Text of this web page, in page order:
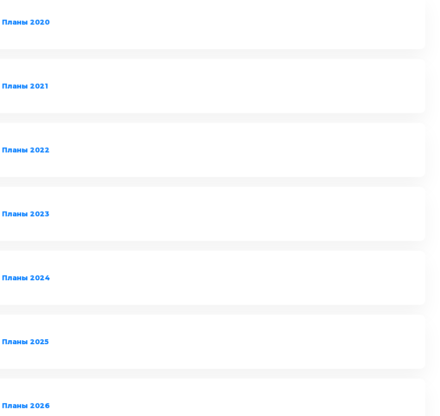
Планы 2020
Планы 2021
Планы 2022
Планы 2023
Планы 2024
Планы 2025
Планы 2026